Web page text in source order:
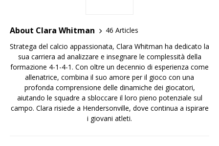
About Clara Whitman
46 Articles
Stratega del calcio appassionata, Clara Whitman ha dedicato la
sua carriera ad analizzare e insegnare le complessità della
formazione 4-1-4-1. Con oltre un decennio di esperienza come
allenatrice, combina il suo amore per il gioco con una
profonda comprensione delle dinamiche dei giocatori,
aiutando le squadre a sbloccare il loro pieno potenziale sul
campo. Clara risiede a Hendersonville, dove continua a ispirare
i giovani atleti.